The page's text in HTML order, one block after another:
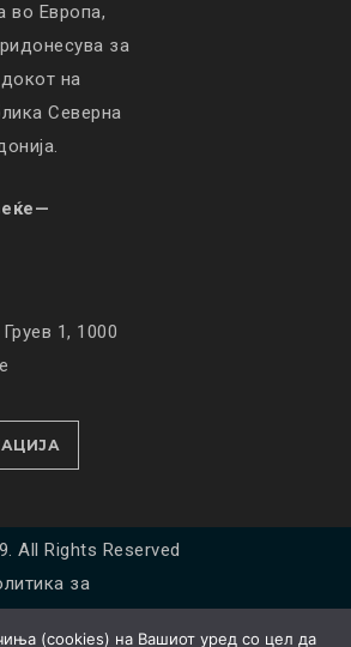
во Европа,
за
на
Северна
1, 1000
All Rights Reserved
за
(cookies) на Вашиот уред со цел да